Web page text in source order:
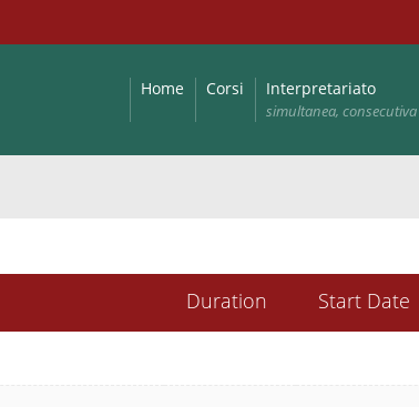
Home Corsi Interpretariato
simultanea, consecutiva
Duration Start Date